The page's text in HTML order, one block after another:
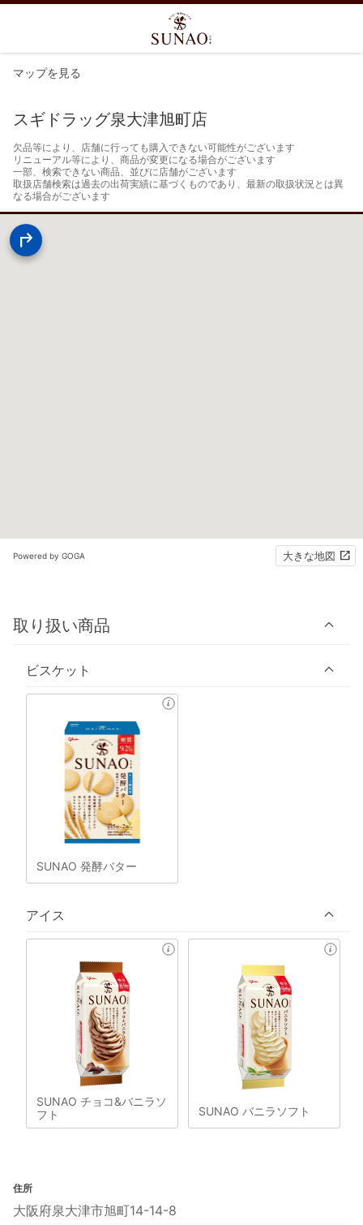
マップを見る
スギドラッグ泉大津旭町店
欠品等により、店舗に行っても購入できない可能性がございます
リニューアル等により、商品が変更になる場合がございます
一部、検索できない商品、並びに店舗がございます
取扱店舗検索は過去の出荷実績に基づくものであり、最新の取扱状況とは異
なる場合がございます
Powered by GOGA 大きな地図
取り扱い商品
ビスケット
SUNAO 発酵バター
アイス
SUNAO チョコ&バニラソ
フト
SUNAO バニラソフト
住所
大阪府泉大津市旭町14-14-8